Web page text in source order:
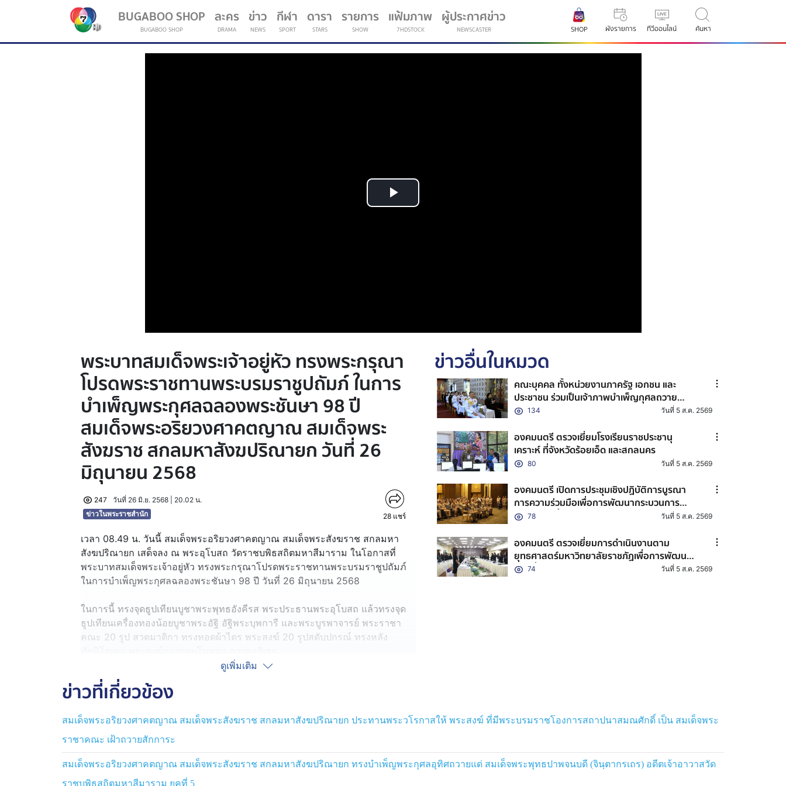
BUGABOO SHOP
BUGABOO SHOP
ละคร
DRAMA
ข่าว
NEWS
กีฬา
SPORT
(current)
ดารา
STARS
รายการ
SHOW
แฟ้มภาพ
7HDSTOCK
ผู้ประกาศข่าว
NEWSCASTER SHOP ผังรายการ ทีวีออนไลน์ ค้นหา
Play
พระบาทสมเด็จพระเจ้าอยู่หัว ทรงพระกรุณา
โปรดพระราชทานพระบรมราชูปถัมภ์ ในการ
บำเพ็ญพระกุศลฉลองพระชันษา 98 ปี
สมเด็จพระอริยวงศาคตญาณ สมเด็จพระ
สังฆราช สกลมหาสังฆปริณายก วันที่ 26
มิถุนายน 2568
247
วันที่ 26 มิ.ย. 2568 | 20.02 น.
ข่าวในพระราชสำนัก
28 แชร์
เวลา 08.49 น. วันนี้ สมเด็จพระอริยวงศาคตญาณ สมเด็จพระสังฆราช สกลมหา
สังฆปริณายก เสด็จลง ณ พระอุโบสถ วัดราชบพิธสถิตมหาสีมาราม ในโอกาสที่
พระบาทสมเด็จพระเจ้าอยู่หัว ทรงพระกรุณาโปรดพระราชทานพระบรมราชูปถัมภ์
ในการบำเพ็ญพระกุศลฉลองพระชันษา 98 ปี วันที่ 26 มิถุนายน 2568
ในการนี้ ทรงจุดธูปเทียนบูชาพระพุทธอังคีรส พระประธานพระอุโบสถ แล้วทรงจุด
ธูปเทียนเครื่องทองน้อยบูชาพระอัฐิ อัฐิพระบุพการี และพระบูรพาจารย์ พระราชา
คณะ 20 รูป สวดมาติกา ทรงทอดผ้าไตร พระสงฆ์ 20 รูปสดับปกรณ์ ทรงหลัง
ในการนี้ พระบาทสมเด็จพระเจ้าอยู่หัว ทรงพระกรุณาโปรดเกล้าโปรดกระหม่อมให้
พลเอก สุรยุทธ์ จุลานนท์ ประธานองคมนตรี เชิญเครื่องราชสักการะพระราชทาน
ด้วย ธูปเทียนแพ น้ำสรง พานพุ่มดอกบัว และผ้าไตร ไปถวายแด่สมเด็จพระอริยวง
ศาคตญาณ สมเด็จพระสังฆราช สกลมหาสังฆปริณายก
พร้อมกันนี้ พระบรมวงศานุวงศ์ ทรงพระกรุณาโปรดเกล้าโปรดกระหม่อม และโปรด
ให้เชิญพานพุ่มดอกบัว และผ้าไตร ไปถวายแด่สมเด็จพระอริยวงศาคตญาณ สมเด็จ
ดูเพิ่มเติม
ข่าวอื่นในหมวด
คณะบุคคล ทั้งหน่วยงานภาครัฐ เอกชน และ
ประชาชน ร่วมเป็นเจ้าภาพบำเพ็ญกุศลถวาย
พระบรมศพ สมเด็จพระนางเจ้าสิริกิติ์ พระบรม
134 วันที่ 5 ส.ค. 2569
องคมนตรี ตรวจเยี่ยมโรงเรียนราชประชานุ
เคราะห์ ที่จังหวัดร้อยเอ็ด และสกลนคร
80 วันที่ 5 ส.ค. 2569
องคมนตรี เปิดการประชุมเชิงปฏิบัติการบูรณา
การความร่วมมือเพื่อการพัฒนากระบวนการ
แก้ไขบำบัดฟื้นฟูเด็กและเยาวชน ภายใต้โครงการ
กษัตริย์
78 วันที่ 5 ส.ค. 2569
องคมนตรี ตรวจเยี่ยมการดำเนินงานตาม
ยุทธศาสตร์มหาวิทยาลัยราชภัฏเพื่อการพัฒนา
ท้องถิ่น ประจำปี 2569 ของมหาวิทยาลัยราชภัฏ
74 วันที่ 5 ส.ค. 2569
ข่าวที่เกี่ยวข้อง
สมเด็จพระอริยวงศาคตญาณ สมเด็จพระสังฆราช สกลมหาสังฆปริณายก ประทานพระวโรกาสให้ พระสงฆ์ ที่มีพระบรมราชโองการสถาปนาสมณศักดิ์ เป็น สมเด็จพระ
ราชาคณะ เฝ้าถวายสักการะ
สมเด็จพระอริยวงศาคตญาณ สมเด็จพระสังฆราช สกลมหาสังฆปริณายก ทรงบำเพ็ญพระกุศลอุทิศถวายแด่ สมเด็จพระพุทธปาพจนบดี (จินฺตากรเถร) อดีตเจ้าอาวาสวัด
ราชบพิธสถิตมหาสีมาราม ยุคที่ 5